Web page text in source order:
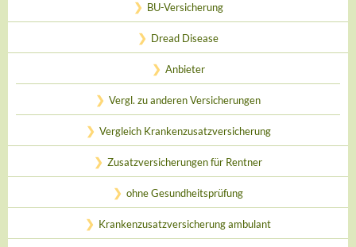
BU-Versicherung
Dread Disease
Anbieter
Vergl. zu anderen Versicherungen
Vergleich Krankenzusatzversicherung
Zusatzversicherungen für Rentner
ohne Gesundheitsprüfung
Krankenzusatzversicherung ambulant